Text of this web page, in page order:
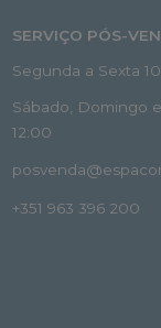
SERVIÇO PÓS-
Segunda a Sexta
Sábado, Domingo
12:00
+351 963 396 200